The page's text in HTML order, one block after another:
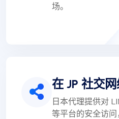
场。
在 JP 社交
日本代理提供对
等平台的安全访